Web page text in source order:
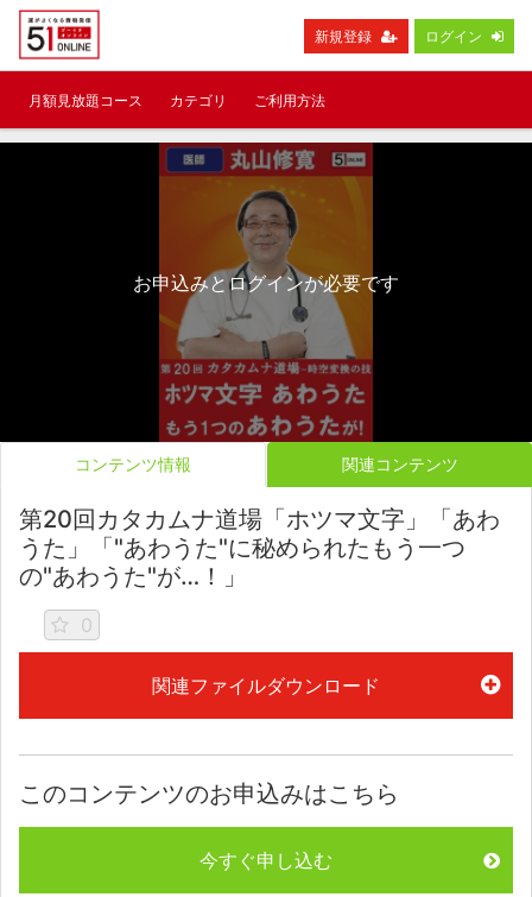
新規登録 ログイン
月額見放題コース カテゴリ ご利用方法
お申込みとログインが必要です
コンテンツ情報 関連コンテンツ
第20回カタカムナ道場「ホツマ文字」「あわ
うた」「"あわうた"に秘められたもう一つ
の"あわうた"が…！」
0
関連ファイルダウンロード
このコンテンツのお申込みはこちら
今すぐ申し込む